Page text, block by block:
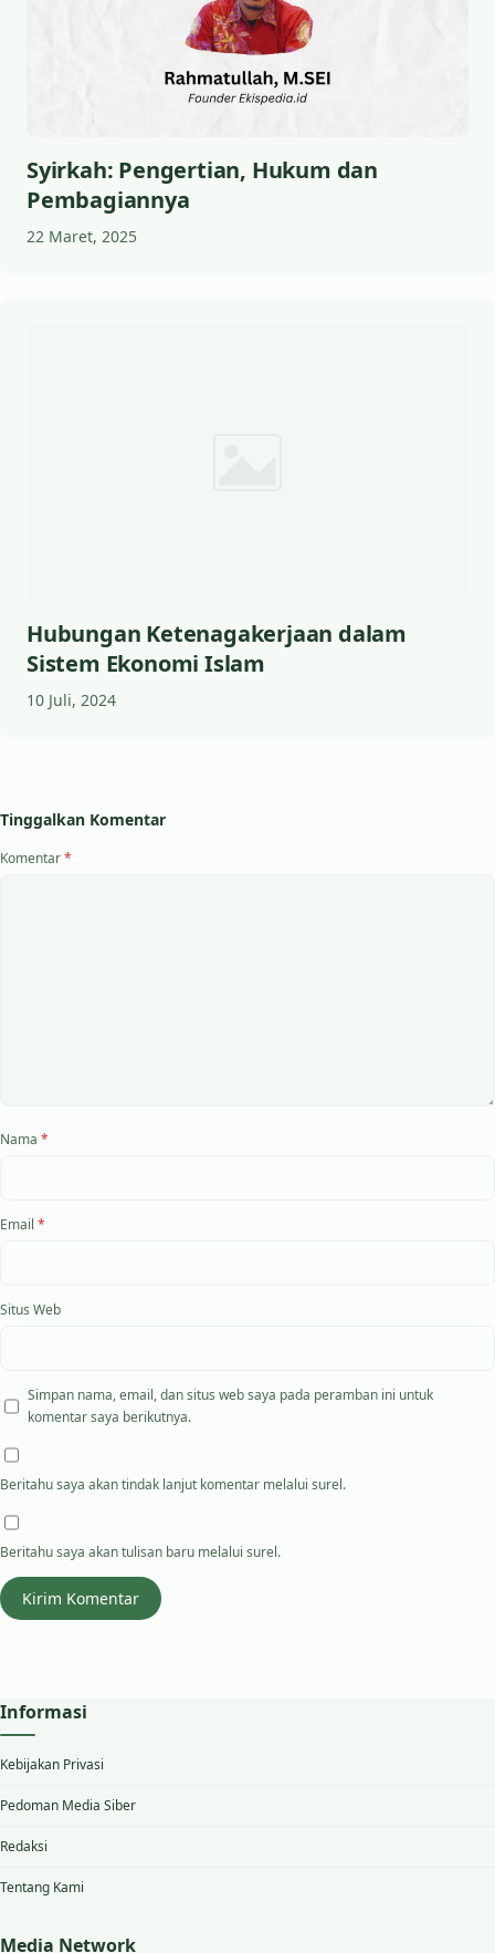
Syirkah: Pengertian, Hukum dan
Pembagiannya
22 Maret, 2025
Hubungan Ketenagakerjaan dalam
Sistem Ekonomi Islam
10 Juli, 2024
Tinggalkan Komentar
Komentar*
Nama *
Email *
Situs Web
Simpan nama, email, dan situs web saya pada peramban ini untuk
komentar saya berikutnya.
Beritahu saya akan tindak lanjut komentar melalui surel.
Beritahu saya akan tulisan baru melalui surel.
Informasi
Kebijakan Privasi
Pedoman Media Siber
Redaksi
Tentang Kami
Media Network